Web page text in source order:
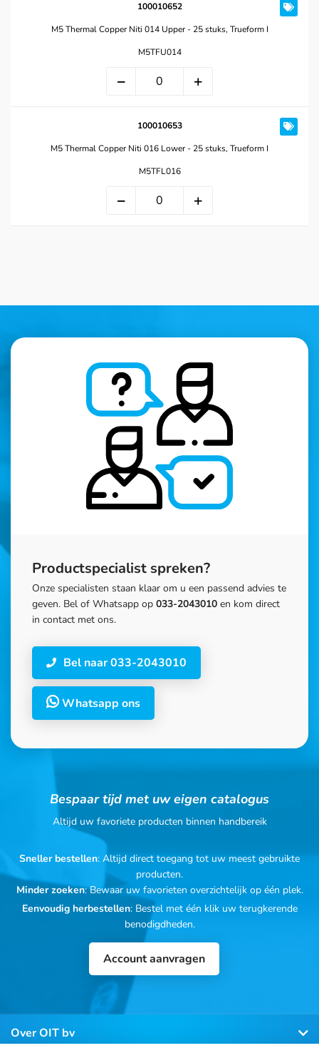
100010652
M5 Thermal Copper Niti 014 Upper - 25 stuks, Trueform I
M5TFU014
100010653
M5 Thermal Copper Niti 016 Lower - 25 stuks, Trueform I
M5TFL016
Productspecialist spreken?
Onze specialisten staan klaar om u een passend advies te
geven. Bel of Whatsapp op 033-2043010 en kom direct
in contact met ons.
Bel naar 033-2043010
Whatsapp ons
Bespaar tijd met uw eigen catalogus
Altijd uw favoriete producten binnen handbereik
Sneller bestellen: Altijd direct toegang tot uw meest gebruikte
producten.
Minder zoeken: Bewaar uw favorieten overzichtelijk op één plek.
Eenvoudig herbestellen: Bestel met één klik uw terugkerende
benodigdheden.
Account aanvragen
Over OIT bv